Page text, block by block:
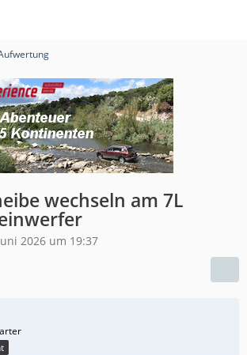
wechseln am 7L
2026 um 19:37